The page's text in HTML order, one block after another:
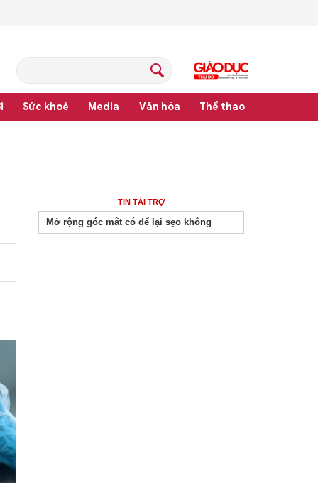
Sức khoẻ Media Văn hóa Thể thao
TIN TÀI TRỢ
Mở rộng góc mắt có để lại sẹo không